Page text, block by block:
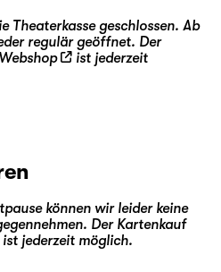
Theaterkasse geschlossen. Ab
regulär geöffnet. Der
Webshop
ist jederzeit
können wir leider keine
Der Kartenkauf
ist jederzeit möglich.